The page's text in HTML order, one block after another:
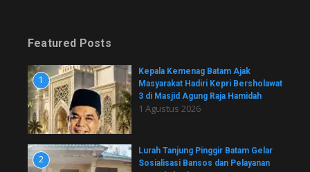
Featured Posts
1
Kepala Kemenag Batam Ajak
Masyarakat Hadiri Kepri Bersholawat
3 di Masjid Agung Raja Hamidah
1 Agustus 2026
2
Lurah Tanjung Pinggir Batam Gelar
Sosialisasi Bansos dan Pelayanan